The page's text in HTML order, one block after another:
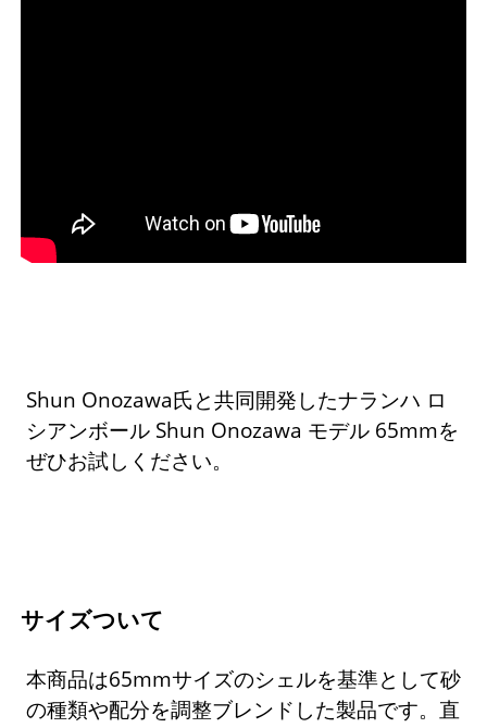
Shun Onozawa氏と共同開発したナランハ ロ
シアンボール Shun Onozawa モデル 65mmを
ぜひお試しください。
サイズついて
本商品は65mmサイズのシェルを基準として砂
の種類や配分を調整ブレンドした製品です。直